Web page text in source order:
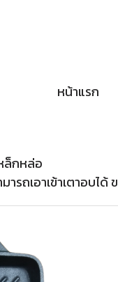
หน้าแรก
ล็กหล่อ
ารถเอาเข้าเตาอบ